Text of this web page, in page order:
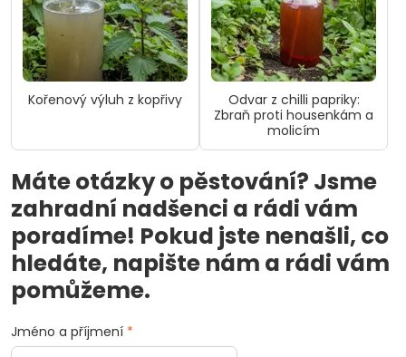
Kořenový výluh z kopřivy
Odvar z chilli papriky:
Zbraň proti housenkám a
molicím
Máte otázky o pěstování? Jsme
zahradní nadšenci a rádi vám
poradíme! Pokud jste nenašli, co
hledáte, napište nám a rádi vám
pomůžeme.
Jméno a příjmení *